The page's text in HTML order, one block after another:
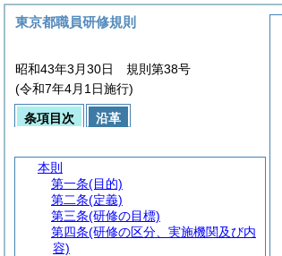
東京都職員研修規則
昭和43年3月30日 規則第38号
(令和7年4月1日施行)
条項目次 沿革
本則
第一条(目的)
第二条(定義)
第三条(研修の目標)
第四条(研修の区分、実施機関及び内
容)